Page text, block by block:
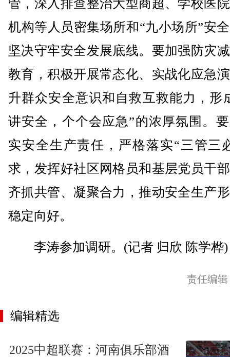
管，深入排查整治大型商超、学校医
机构等人员密集场所和“九小场所”安
坚决守牢安全发展底线。要加强防灾
教育，积极开展常态化、实战化应急
升群众安全意识和自救互救能力，形
讲安全，个个会应急”的浓厚氛围。
实安全生产责任，严格落实“三管三
求，发挥好社区网格员和基层党员干
齐抓共管、凝聚合力，推动安全生产
稳定向好。
李涛参加调研。(记者 归欣 陈学桦)
责任编
编辑精选
2025中超联赛：河南俱乐部酒